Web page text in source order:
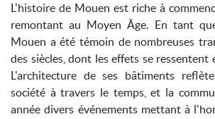
L'histoire de Mouen est riche à
remontant au Moyen Âge. En tant
Mouen a été témoin de nombreuses
des siècles, dont les effets se ressentent
L'architecture de ses bâtiments
société à travers le temps, et la
année divers événements mettant à